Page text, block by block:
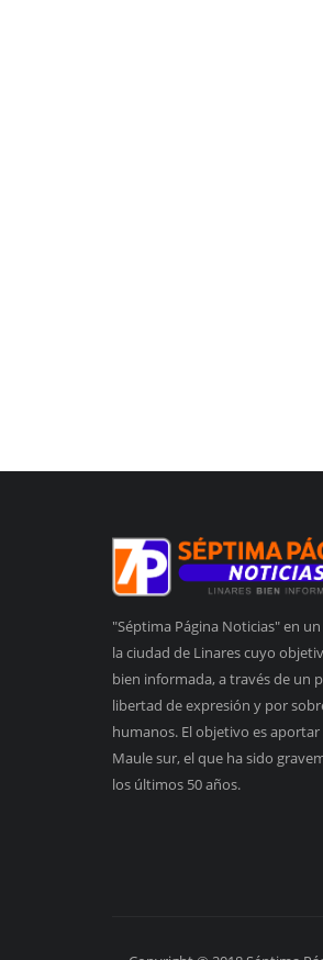
"Séptima Página Noticias" en
la ciudad de Linares cuyo
bien informada, a través de un
libertad de expresión y por
humanos. El objetivo es
Maule sur, el que ha sido
los últimos 50 años.